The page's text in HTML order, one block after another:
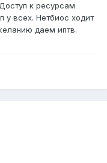
к ресурсам
у всех. Нетбиос ходит
даем иптв.